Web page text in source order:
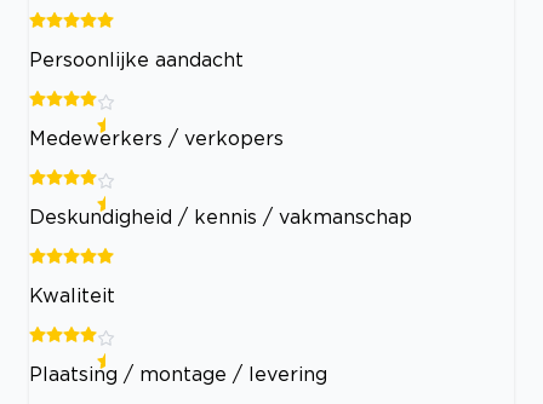
Persoonlijke aandacht
Medewerkers / verkopers
Deskundigheid / kennis / vakmanschap
Kwaliteit
Plaatsing / montage / levering